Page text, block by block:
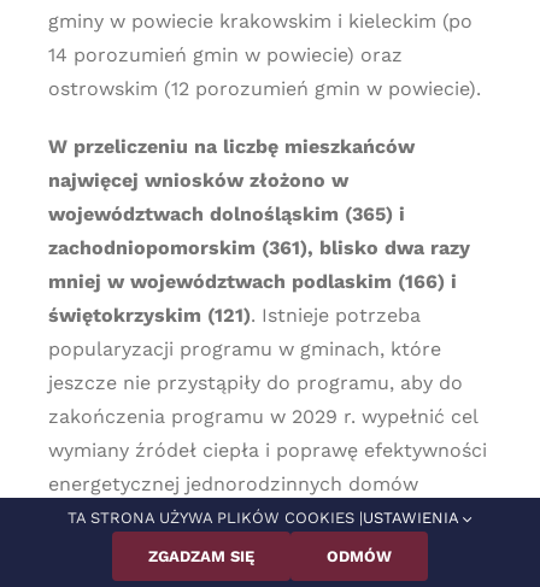
gminy w powiecie krakowskim i kieleckim (po
14 porozumień gmin w powiecie) oraz
ostrowskim (12 porozumień gmin w powiecie).
W przeliczeniu na liczbę mieszkańców
najwięcej wniosków złożono w
województwach dolnośląskim (365) i
zachodniopomorskim (361), blisko dwa razy
mniej w województwach podlaskim (166) i
świętokrzyskim (121). Istnieje potrzeba
popularyzacji programu w gminach, które
jeszcze nie przystąpiły do programu, aby do
zakończenia programu w 2029 r. wypełnić cel
wymiany źródeł ciepła i poprawę efektywności
energetycznej jednorodzinnych domów
mieszkalnych.
Najwyższą dotację można otrzymać na pompy
TA STRONA UŻYWA PLIKÓW COOKIES |USTAWIENIA
ZGADZAM SIĘ ODMÓW